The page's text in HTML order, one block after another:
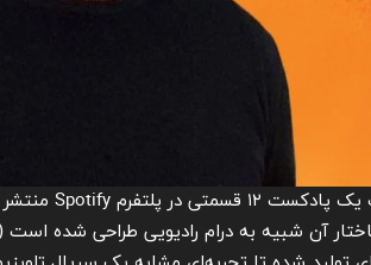
آن شبیه به درام رادیویی طراحی شده